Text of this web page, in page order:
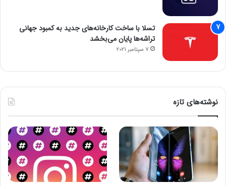
تسلا با ساخت کارخانه‌های جدید به کمبود جهانی
تراشه‌ها پایان می‌بخشد
7 سپتامبر 2021
نوشته‌های تازه